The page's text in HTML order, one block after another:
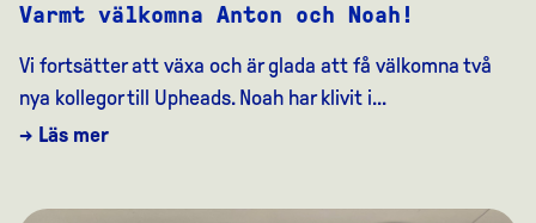
Varmt välkomna Anton och Noah!
Vi fortsätter att växa och är glada att få välkomna två
nya kollegor till Upheads. Noah har klivit i...
→ Läs mer